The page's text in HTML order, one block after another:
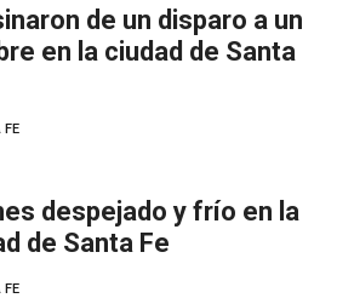
de un disparo a un
en la ciudad de Santa
FE
despejado y frío en la
de Santa Fe
FE